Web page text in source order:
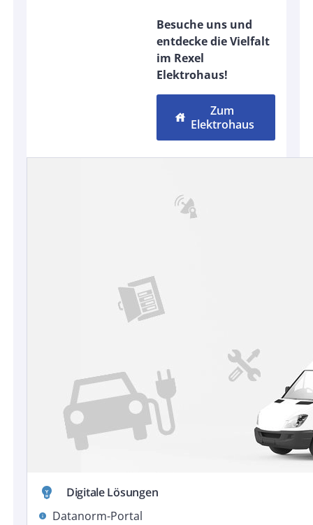
Besuche uns und
entdecke die Vielfalt
im Rexel
Elektrohaus!
house
Zum
Elektrohaus
emoji_objects Digitale Lösungen
info Datanorm-Portal